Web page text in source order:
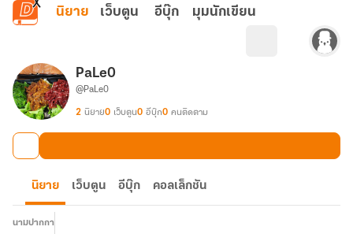
ข้ามไปยังเนื้อหาหลัก
นิยาย เว็บตูน อีบุ๊ก มุมนักเขียน
PaLe0
@PaLe0
2 นิยาย0 เว็บตูน0 อีบุ๊ก0 คนติดตาม
นิยาย เว็บตูน อีบุ๊ก คอลเล็กชัน
นามปากกา